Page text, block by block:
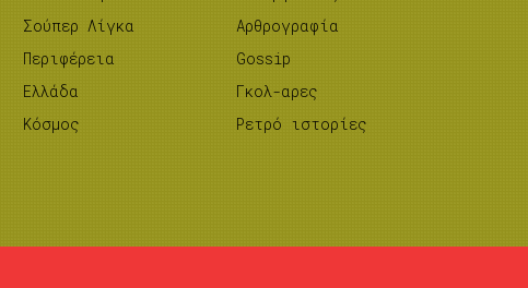
Σούπερ Λίγκα
Περιφέρεια
Ελλάδα
Κόσμος
Αρθρογραφία
Gossip
Γκολ-αρες
Ρετρό ιστορίες